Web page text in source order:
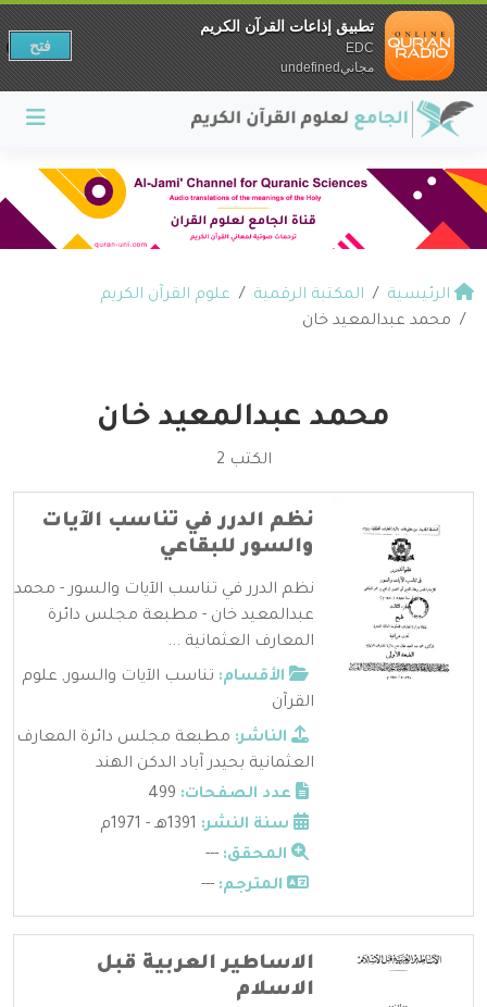
الرئيسية المكتبة الرقمية
علوم القرآن الكريم
محمد عبدالمعيد خان
محمد عبدالمعيد خان
الكتب 2
نظم الدرر في تناسب الآيات
والسور للبقاعي
نظم الدرر في تناسب الآيات والسور - محمد
عبدالمعيد خان - مطبعة مجلس دائرة
المعارف العثمانية ...
الأقسام: تناسب الآيات والسور, علوم
القرآن
الناشر: مطبعة مجلس دائرة المعارف
العثمانية بحيدر آباد الدكن الهند
عدد الصفحات:
سنة النشر:
المحقق: ---
المترجم: ---
الاساطير العربية قبل
الاسلام
تطبيق إذاعات القرآن الكريم
EDC
مجانيundefined
فتح